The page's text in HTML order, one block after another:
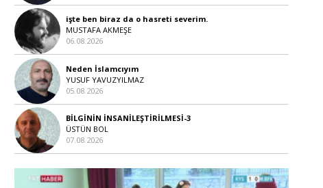
işte ben biraz da o hasreti severim.
MUSTAFA AKMEŞE
06.08.2026
Neden İslamcıyım
YUSUF YAVUZYILMAZ
05.08.2026
BİLGİNİN İNSANİLEŞTİRİLMESİ-3
ÜSTÜN BOL
07.08.2026